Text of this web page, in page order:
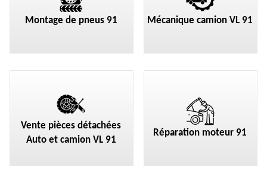
Montage de pneus 91 Mécanique camion VL 91
Vente pièces détachées
Auto et camion VL 91
Réparation moteur 91